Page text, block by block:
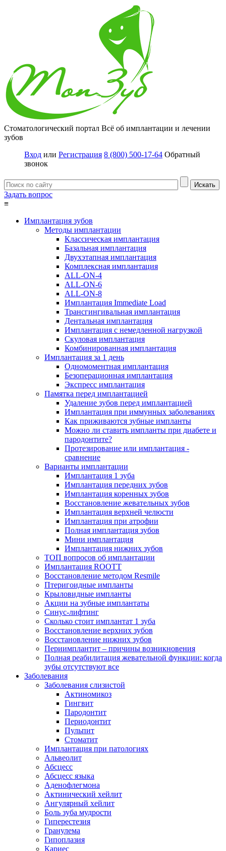
Стоматологический портал Всё об имплантации и лечении
зубов
Вход или Регистрация 8 (800) 500-17-64 Обратный
звонок
Задать вопрос
≡
Имплантация зубов
Методы имплантации
Классическая имплантация
Базальная имплантация
Двухэтапная имплантация
Комплексная имплантация
ALL-ON-4
ALL-ON-6
ALL-ON-8
Имплантация Immediate Load
Трансгингивальная имплантация
Дентальная имплантация
Имплантация с немедленной нагрузкой
Скуловая имплантация
Комбинированная имплантация
Имплантация за 1 день
Одномоментная имплантация
Безоперационная имплантация
Экспресс имплантация
Памятка перед имплантацией
Удаление зубов перед имплантацией
Имплантация при иммунных заболеваниях
Как приживаются зубные импланты
Можно ли ставить импланты при диабете и
пародонтите?
Протезирование или имплантация -
сравнение
Варианты имплантации
Имплантация 1 зуба
Имплантация передних зубов
Имплантация коренных зубов
Восстановление жевательных зубов
Имплантация верхней челюсти
Имплантация при атрофии
Полная имплантация зубов
Мини имплантация
Имплантация нижних зубов
ТОП вопросов об имплантации
Имплантация ROOTT
Восстановление методом Resmile
Птеригоидные импланты
Крыловидные импланты
Акции на зубные имплантаты
Синус-лифтинг
Сколько стоит имплантат 1 зуба
Восстановление верхних зубов
Восстановление нижних зубов
Периимплантит – причины возникновения
Полная реабилитация жевательной функции: когда
зубы отсутствуют все
Заболевания
Заболевания слизистой
Актиномикоз
Гингвит
Пародонтит
Периодонтит
Пульпит
Стоматит
Имплантация при патологиях
Альвеолит
Абсцесс
Абсцесс языка
Аденофлегмона
Актинический хейлит
Ангулярный хейлит
Боль зуба мудрости
Гиперестезия
Гранулема
Гипоплазия
Кариес